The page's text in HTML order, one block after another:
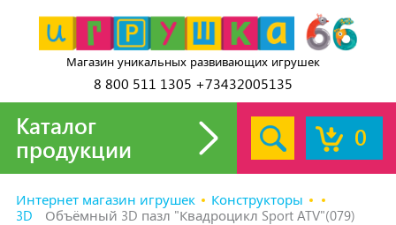
Магазин уникальных развивающих игрушек
8 800 511 1305 +73432005135
0
Каталог
продукции
Интернет магазин игрушек
Конструкторы
3D
Объёмный 3D пазл "Квадроцикл Sport ATV"(079)